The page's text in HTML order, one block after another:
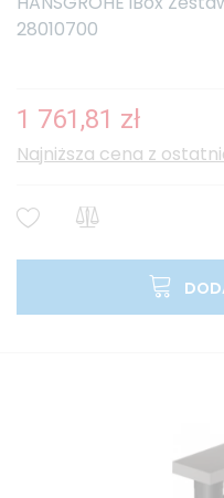
28010700
1 761,81 zł
Najniższa cena z